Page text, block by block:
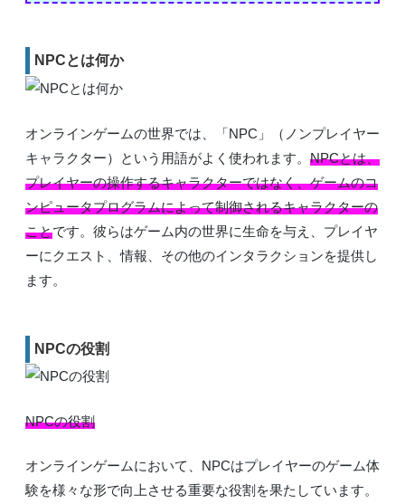
NPCとは何か
オンラインゲームの世界では、「NPC」（ノンプレイヤー
キャラクター）という用語がよく使われます。 NPCとは、
プレイヤーの操作するキャラクターではなく、ゲームのコ
ンピュータプログラムによって制御されるキャラクターの
ことです。彼らはゲーム内の世界に生命を与え、プレイヤ
ーにクエスト、情報、その他のインタラクションを提供し
ます。
NPCの役割
NPCの役割
オンラインゲームにおいて、NPCはプレイヤーのゲーム体
験を様々な形で向上させる重要な役割を果たしています。